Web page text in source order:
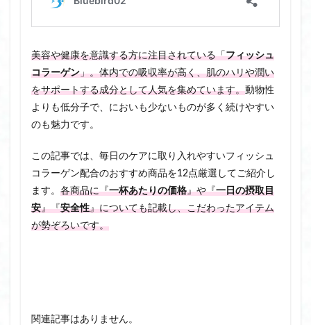
美容や健康を意識する方に注目されている「フィッシュ
コラーゲン」。体内での吸収率が高く、肌のハリや潤い
をサポートする成分として人気を集めています。動物性
よりも低分子で、においも少ないものが多く続けやすい
のも魅力です。
この記事では、毎日のケアに取り入れやすいフィッシュ
コラーゲン配合のおすすめ商品を12点厳選してご紹介し
ます。 各商品に『一杯あたりの価格』や『一日の摂取目
安』『安全性』についても記載し、こだわったアイテム
が勢ぞろいです。
関連記事はありません。